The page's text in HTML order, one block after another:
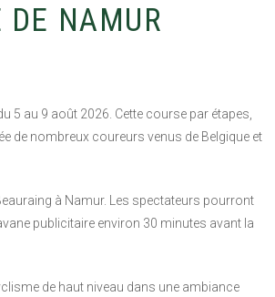
DE NAMUR
5 au 9 août 2026. Cette course par étapes,
de nombreux coureurs venus de Belgique et
à Namur. Les spectateurs pourront
publicitaire environ 30 minutes avant la
de haut niveau dans une ambiance